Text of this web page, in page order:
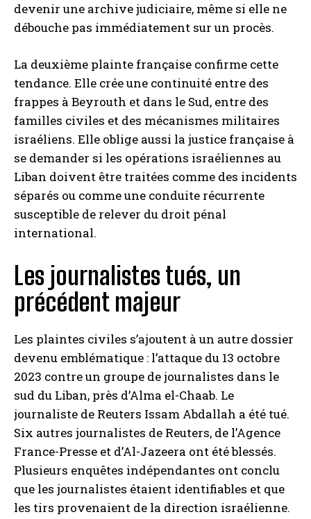
devenir une archive judiciaire, même si elle ne
débouche pas immédiatement sur un procès.
La deuxième plainte française confirme cette
tendance. Elle crée une continuité entre des
frappes à Beyrouth et dans le Sud, entre des
familles civiles et des mécanismes militaires
israéliens. Elle oblige aussi la justice française à
se demander si les opérations israéliennes au
Liban doivent être traitées comme des incidents
séparés ou comme une conduite récurrente
susceptible de relever du droit pénal
international.
Les journalistes tués, un
précédent majeur
Les plaintes civiles s’ajoutent à un autre dossier
devenu emblématique : l’attaque du 13 octobre
2023 contre un groupe de journalistes dans le
sud du Liban, près d’Alma el-Chaab. Le
journaliste de Reuters Issam Abdallah a été tué.
Six autres journalistes de Reuters, de l’Agence
France-Presse et d’Al-Jazeera ont été blessés.
Plusieurs enquêtes indépendantes ont conclu
que les journalistes étaient identifiables et que
les tirs provenaient de la direction israélienne.